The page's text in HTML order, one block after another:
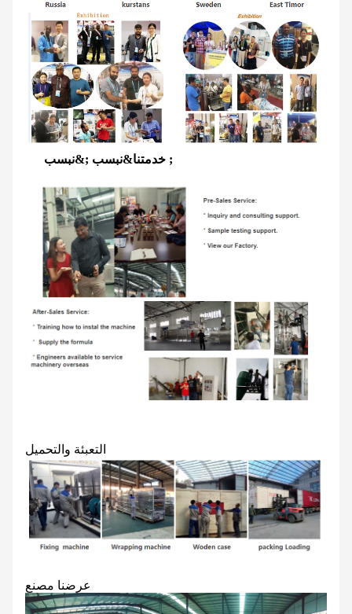
خدمتنا&نبسب ;&نبسب ;
التعبئة والتحميل
عرضنا مصنع